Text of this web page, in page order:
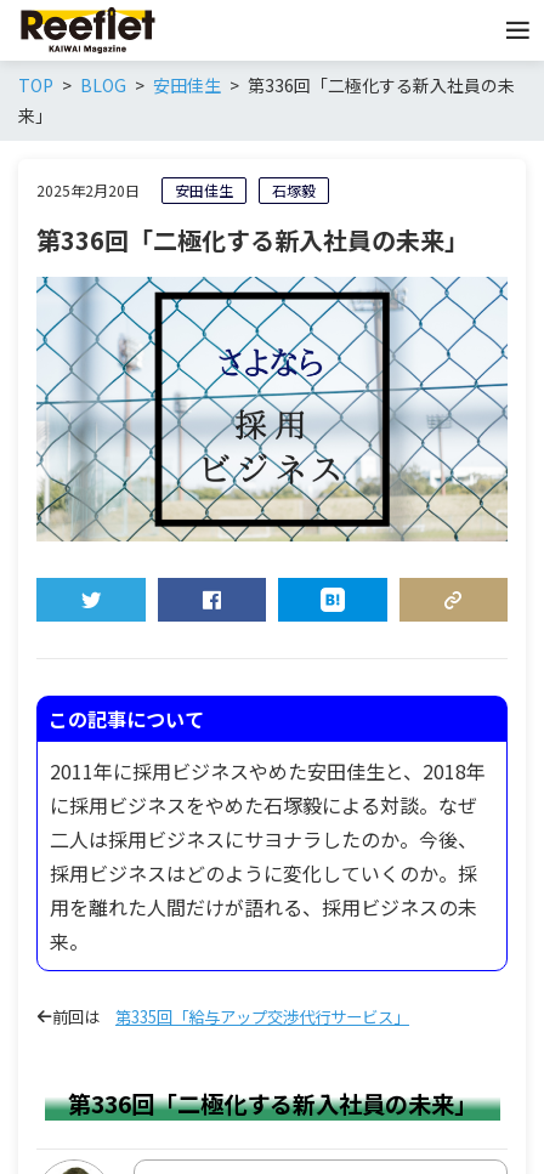
TOP BLOG 安田佳生
第336回「二極化する新入社員の未
来」
2025年2月20日 安田佳生 石塚毅
第336回「二極化する新入社員の未来」
この記事について
2011年に採用ビジネスやめた安田佳生と、2018年
に採用ビジネスをやめた石塚毅による対談。なぜ
二人は採用ビジネスにサヨナラしたのか。今後、
採用ビジネスはどのように変化していくのか。採
用を離れた人間だけが語れる、採用ビジネスの未
来。
前回は 第335回「給与アップ交渉代行サービス」
第336回「二極化する新入社員の未来」